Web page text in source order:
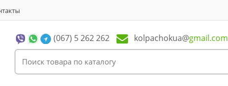
(067) 5 262 262 kolpachokua@gmail.com